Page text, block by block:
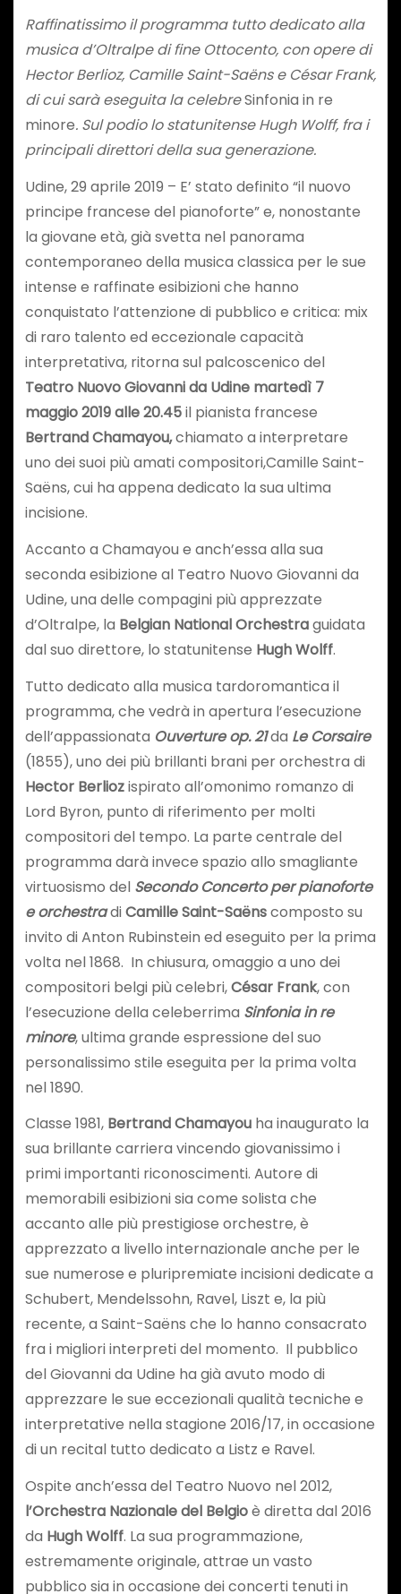
Raffinatissimo il programma tutto dedicato alla
musica d’Oltralpe di fine Ottocento, con opere di
Hector Berlioz, Camille Saint-Saëns e César Frank,
di cui sarà eseguita la celebreSinfonia in re
minore. Sul podio lo statunitense Hugh Wolff, fra i
principali direttori della sua generazione.
Udine, 29 aprile 2019 – E’ stato definito “il nuovo
principe francese del pianoforte” e, nonostante
la giovane età, già svetta nel panorama
contemporaneo della musica classica per le sue
intense e raffinate esibizioni che hanno
conquistato l’attenzione di pubblico e critica: mix
di raro talento ed eccezionale capacità
interpretativa, ritorna sul palcoscenico del
Teatro Nuovo Giovanni da Udine martedì 7
maggio2019alle 20.45il pianista francese
Bertrand Chamayou,chiamato a interpretare
uno dei suoi più amati compositori,Camille Saint-
Saëns, cui ha appena dedicato la sua ultima
incisione.
Accanto a Chamayou e anch’essa alla sua
seconda esibizione al Teatro Nuovo Giovanni da
Udine, una delle compagini più apprezzate
d’Oltralpe, la Belgian National Orchestraguidata
dal suo direttore, lo statunitense Hugh Wolff.
Tutto dedicato alla musica tardoromantica il
programma, che vedrà in apertura l’esecuzione
dell’appassionata Ouverture op. 21da Le Corsaire
(1855), uno dei più brillanti brani per orchestra di
Hector Berliozispirato all’omonimo romanzo di
Lord Byron, punto di riferimento per molti
compositori del tempo. La parte centrale del
programma darà invece spazio allo smagliante
virtuosismo del Secondo Concerto per pianoforte
e orchestradiCamille Saint-Saënscomposto su
invito di Anton Rubinstein ed eseguito per la prima
volta nel 1868. In chiusura, omaggio a uno dei
compositori belgi più celebri,César Frank, con
l’esecuzione della celeberrima Sinfonia in re
minore, ultima grande espressione del suo
personalissimo stile eseguita per la prima volta
nel 1890.
Classe 1981, Bertrand Chamayouha inaugurato la
sua brillante carriera vincendo giovanissimo i
primi importanti riconoscimenti. Autore di
memorabili esibizioni sia come solista che
accanto alle più prestigiose orchestre, è
apprezzato a livello internazionale anche per le
sue numerose e pluripremiate incisioni dedicate a
Schubert, Mendelssohn, Ravel, Liszt e, la più
recente, a Saint-Saëns che lo hanno consacrato
fra i migliori interpreti del momento. Il pubblico
del Giovanni da Udine ha già avuto modo di
apprezzare le sue eccezionali qualità tecniche e
interpretative nella stagione 2016/17, in occasione
di un recital tutto dedicato a Listz e Ravel.
Ospite anch’essa del Teatro Nuovo nel 2012,
l’Orchestra Nazionale del Belgioè diretta dal 2016
da Hugh Wolff. La sua programmazione,
estremamente originale, attrae un vasto
pubblico sia in occasione dei concerti tenuti in